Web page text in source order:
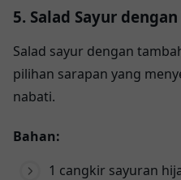
5. Salad Sayur
Salad sayur dengan
pilihan sarapan yang
nabati.
Bahan:
1 cangkir sayuran